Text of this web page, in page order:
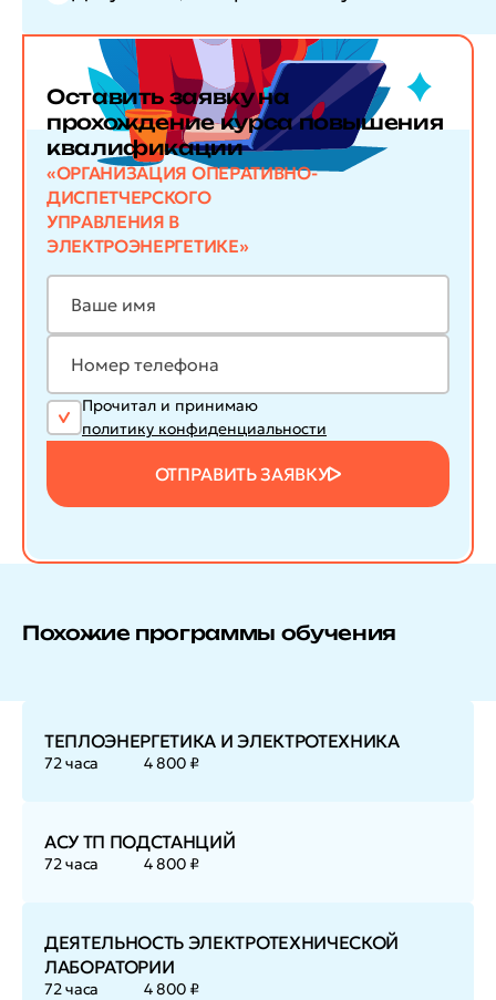
Оставить заявкуна
прохождение курса повышения
квалификации
«ОРГАНИЗАЦИЯ ОПЕРАТИВНО-
ДИСПЕТЧЕРСКОГО
УПРАВЛЕНИЯ В
ЭЛЕКТРОЭНЕРГЕТИКЕ»
Прочитал и принимаю
политику конфиденциальности
ОТПРАВИТЬ ЗАЯВКУ
Похожие программы обучения
ТЕПЛОЭНЕРГЕТИКА И ЭЛЕКТРОТЕХНИКА
72 часа 4 800 ₽
АСУ ТП ПОДСТАНЦИЙ
72 часа 4 800 ₽
ДЕЯТЕЛЬНОСТЬ ЭЛЕКТРОТЕХНИЧЕСКОЙ
ЛАБОРАТОРИИ
72 часа 4 800 ₽